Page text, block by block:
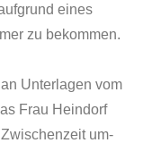
eines
zu bekommen.
Unterlagen vom
Frau Heindorf
um-